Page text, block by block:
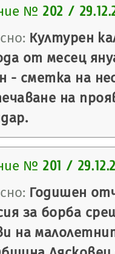
№ 202 /
Културен
от месец
- сметка на
на
№ 201 /
Годишен
за борба
на